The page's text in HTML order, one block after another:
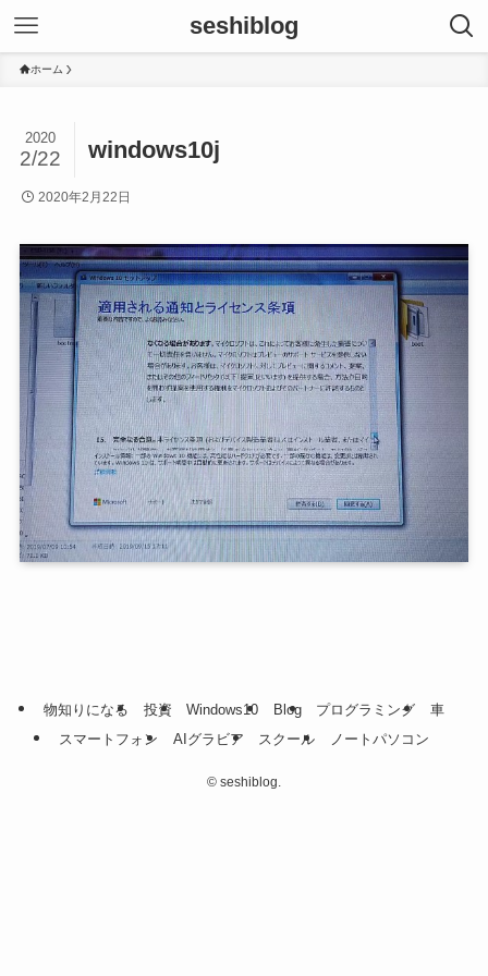
seshiblog
ホーム
windows10j
2020
2/22
2020年2月22日
物知りになる 投資 Windows10 Blog プログラミング
車
スマートフォン
AIグラビア スクール ノートパソコン
© seshiblog.